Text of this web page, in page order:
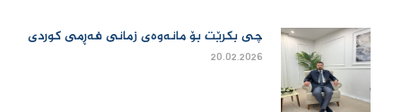
چی بكرێت بۆ مانەوەی زمانی فەڕمی كوردی
20.02.2026